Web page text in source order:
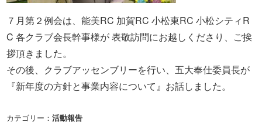
７月第２例会は、能美RC 加賀RC 小松東RC 小松シティR
C 各クラブ会長幹事様が 表敬訪問にお越しくださり、ご挨
拶頂きました。
その後、クラブアッセンブリーを行い、五大奉仕委員長が
『新年度の方針と事業内容について』お話しました。
カテゴリー：活動報告